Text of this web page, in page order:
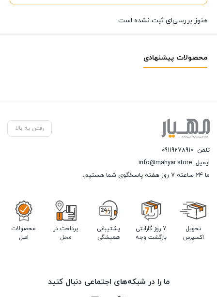
هنوز بررسی‌ای ثبت نشده است.
محصولات پیشنهادی
رفتن به بالا
تلفن 09119278910
ایمیل info@mahyar.store
ما 24 ساعته 7 روز هفته پاسخگوی شما هستیم.
تحویل
اکسپرس
7 روز گارانتی
بازگشت وجه
پشتیبانی
همیشگی
پرداخت در
محل
محصولات
اصل
ما را در شبکه‌های اجتماعی دنبال کنید